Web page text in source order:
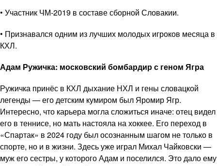
• Участник ЧМ-2019 в составе сборной Словакии.
• Признавался одним из лучших молодых игроков месяца в
КХЛ.
Адам Ружичка: московский бомбардир с геном Ягра
Ружичка принёс в КХЛ дыхание НХЛ и гены словацкой
легенды — его детским кумиром был Яромир Ягр.
Интересно, что карьера могла сложиться иначе: отец видел
его в теннисе, но мать настояла на хоккее. Его переход в
«Спартак» в 2024 году был осознанным шагом не только в
спорте, но и в жизни. Здесь уже играл Михал Чайковски —
муж его сестры, у которого Адам и поселился. Это дало ему